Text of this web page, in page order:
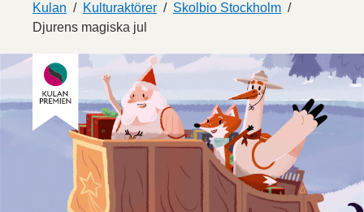
Kulan Kulturaktörer
Skolbio Stockholm
Djurens magiska jul